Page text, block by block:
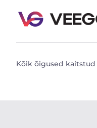
Kõik õigused kaitstud